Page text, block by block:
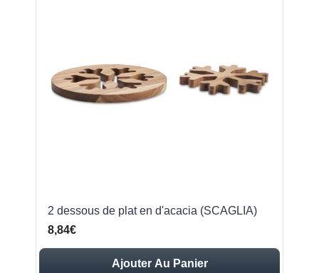
2 dessous de plat en d'acacia (SCAGLIA)
8,84€
Ajouter Au Panier